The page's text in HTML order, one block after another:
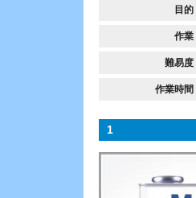
目的
作業
難易度
作業時間
1